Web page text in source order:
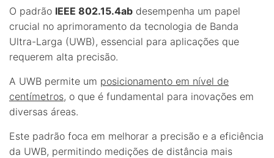
O padrão IEEE 802.15.4ab desempenha um papel
crucial no aprimoramento da tecnologia de Banda
Ultra-Larga (UWB), essencial para aplicações que
requerem alta precisão.
A UWB permite um posicionamento em nível de
centímetros, o que é fundamental para inovações em
diversas áreas.
Este padrão foca em melhorar a precisão e a eficiência
da UWB, permitindo medições de distância mais